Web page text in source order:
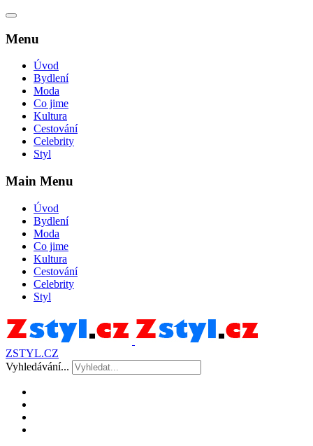
Menu
Úvod
Bydlení
Moda
Co jime
Kultura
Cestování
Celebrity
Styl
Main Menu
Úvod
Bydlení
Moda
Co jime
Kultura
Cestování
Celebrity
Styl
ZSTYL.CZ
Vyhledávání...